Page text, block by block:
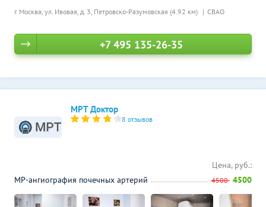
г. Москва, ул. Ивовая, д. 3, Петровско-Разумовская (4.92 км) СВАО
+7 495 135-26-35
МРТ Доктор
8 отзывов
Цена, руб.:
МР-ангиография почечных артерий
4500 4500